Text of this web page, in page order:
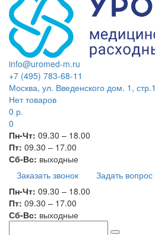
info@uromed-m.ru
+7 (495) 783-68-11
Москва, ул. Введенского дом. 1, стр.1
Нет товаров
0 р.
0
Пн-Чт: 09.30 – 18.00
Пт: 09.30 – 17.00
Сб-Вс: выходные
Заказать звонок
Задать вопрос
Пн-Чт: 09.30 – 18.00
Пт: 09.30 – 17.00
Сб-Вс: выходные